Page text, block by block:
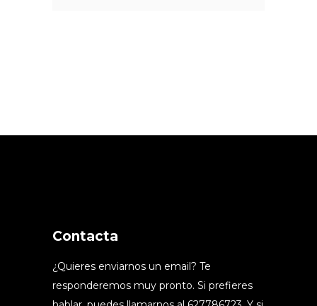
Contacta
¿Quieres enviarnos un email? Te
responderemos muy pronto. Si prefieres